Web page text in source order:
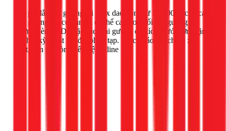
Chi phí lắp đặt gương tại 1Fix dao động từ 250.000đ cho các
loại gương soi cơ bản và có thể cao hơn đối với gương tủ,
gương đèn LED hoặc các loại gương có kích thước lớn, nặng,
đòi hỏi kỹ thuật lắp đặt phức tạp. Để có báo giá chính xác
nhất, bạn vui lòng liên hệ hotline